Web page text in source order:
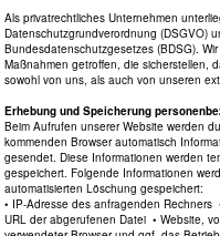
Als privatrechtliches Unternehmen
Datenschutzgrundverordnung (DSGVO)
Bundesdatenschutzgesetzes (BDSG).
Maßnahmen getroffen, die sicherstellen,
sowohl von uns, als auch von unseren
Erhebung und Speicherung
Beim Aufrufen unserer Website werden
kommenden Browser automatisch
gesendet. Diese Informationen werden
gespeichert. Folgende Informationen
automatisierten Löschung gespeichert:
• IP-Adresse des anfragenden Rechners
URL der abgerufenen Datei • Website,